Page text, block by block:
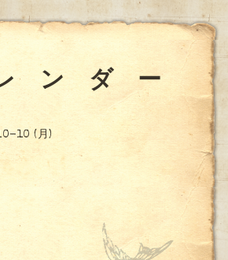
ン ダ ー
10 (月)